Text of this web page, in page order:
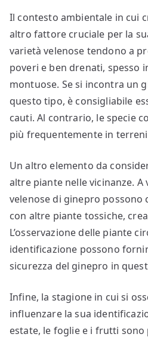
Il contesto ambientale in cui
altro fattore cruciale per la
varietà velenose tendono a
poveri e ben drenati, spesso
montuose. Se si incontra un
questo tipo, è consigliabile
cauti. Al contrario, le specie
più frequentemente in
Un altro elemento da
altre piante nelle vicinanze. A
velenose di ginepro possono
con altre piante tossiche,
L’osservazione delle piante
identificazione possono
sicurezza del ginepro in
Infine, la stagione in cui si
influenzare la sua
estate, le foglie e i frutti